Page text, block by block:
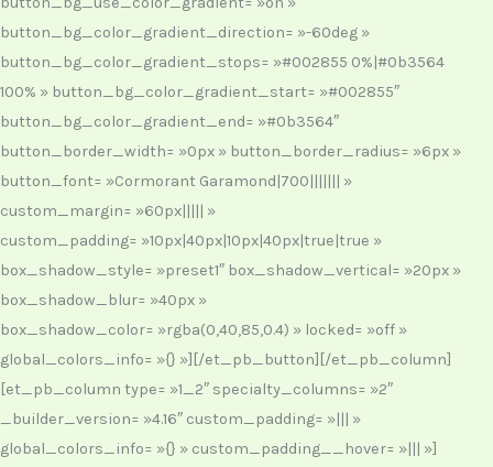
button_bg_color_gradient_direction= »-60deg »
button_bg_color_gradient_stops= »#002855 0%|#0b3564
100% » button_bg_color_gradient_start= »#002855″
button_bg_color_gradient_end= »#0b3564″
button_border_width= »0px » button_border_radius= »6px »
button_font= »Cormorant Garamond|700||||||| »
custom_margin= »60px||||| »
custom_padding= »10px|40px|10px|40px|true|true »
box_shadow_style= »preset1″ box_shadow_vertical= »20px »
box_shadow_blur= »40px »
box_shadow_color= »rgba(0,40,85,0.4) » locked= »off »
global_colors_info= »{} »][/et_pb_button][/et_pb_column]
[et_pb_column type= »1_2″ specialty_columns= »2″
_builder_version= »4.16″ custom_padding= »||| »
global_colors_info= »{} » custom_padding__hover= »||| »]